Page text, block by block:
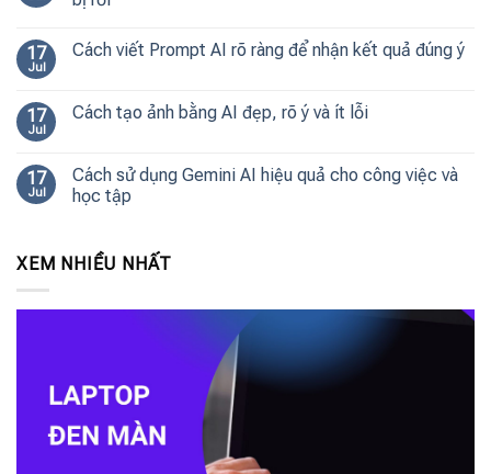
17
Jul
Cách viết Prompt AI rõ ràng để nhận kết quả đúng ý
17
Jul
Cách tạo ảnh bằng AI đẹp, rõ ý và ít lỗi
17
Jul
Cách sử dụng Gemini AI hiệu quả cho công việc và
học tập
XEM NHIỀU NHẤT